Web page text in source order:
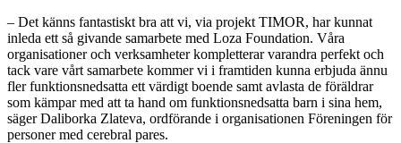
– Det känns fantastiskt bra att vi, via projekt TIMOR, har kunnat
inleda ett så givande samarbete med Loza Foundation. Våra
organisationer och verksamheter kompletterar varandra perfekt och
tack vare vårt samarbete kommer vi i framtiden kunna erbjuda ännu
fler funktionsnedsatta ett värdigt boende samt avlasta de föräldrar
som kämpar med att ta hand om funktionsnedsatta barn i sina hem,
säger Daliborka Zlateva, ordförande i organisationen Föreningen för
personer med cerebral pares.